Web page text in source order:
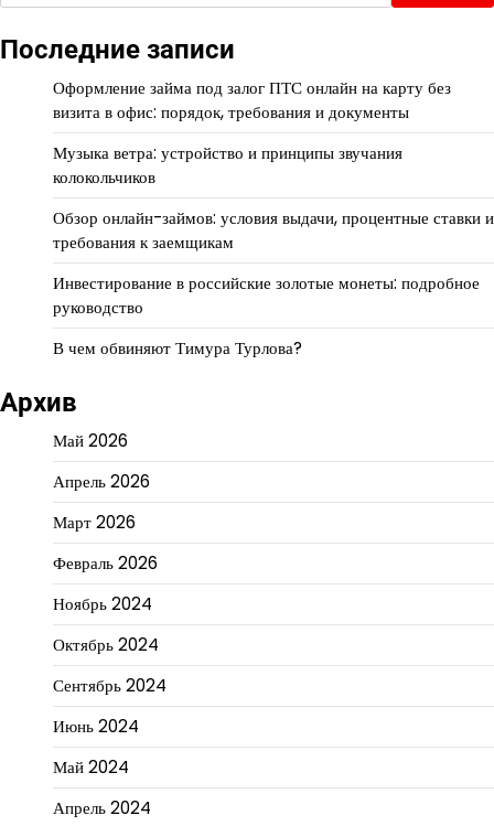
Последние записи
Оформление займа под залог ПТС онлайн на карту без
визита в офис: порядок, требования и документы
Музыка ветра: устройство и принципы звучания
колокольчиков
Обзор онлайн-займов: условия выдачи, процентные ставки и
требования к заемщикам
Инвестирование в российские золотые монеты: подробное
руководство
В чем обвиняют Тимура Турлова?
Архив
Май 2026
Апрель 2026
Март 2026
Февраль 2026
Ноябрь 2024
Октябрь 2024
Сентябрь 2024
Июнь 2024
Май 2024
Апрель 2024